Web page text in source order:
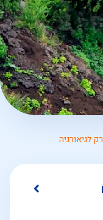
לגיאורגיה